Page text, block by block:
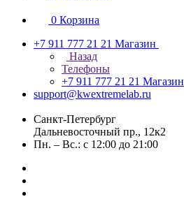
0 Корзина
+7 911 777 21 21 Магазин
Назад
Телефоны
+7 911 777 21 21 Магазин
support@kwextremelab.ru
Санкт-Петербург
Дальневосточный пр., 12к2
Пн. – Вс.: с 12:00 до 21:00